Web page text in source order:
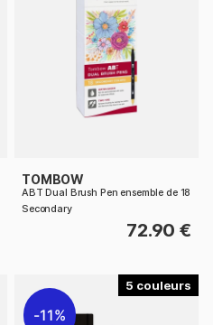
TOMBOW
ABT Dual Brush Pen ensemble de 18
Secondary
72.90 €
5
11%